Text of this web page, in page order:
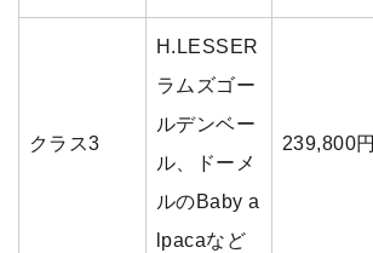
クラス3
H.LESSER
ラムズゴー
ルデンベー
ル、ドーメ
ルのBaby a
lpacaなど
239,800円